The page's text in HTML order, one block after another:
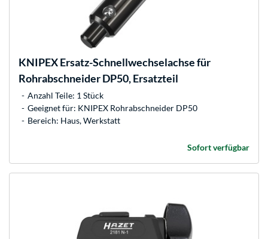
KNIPEXErsatz-Schnellwechselachse für
Rohrabschneider DP50, Ersatzteil
Anzahl Teile: 1 Stück
Geeignet für: KNIPEX Rohrabschneider DP50
Bereich: Haus, Werkstatt
Sofort verfügbar